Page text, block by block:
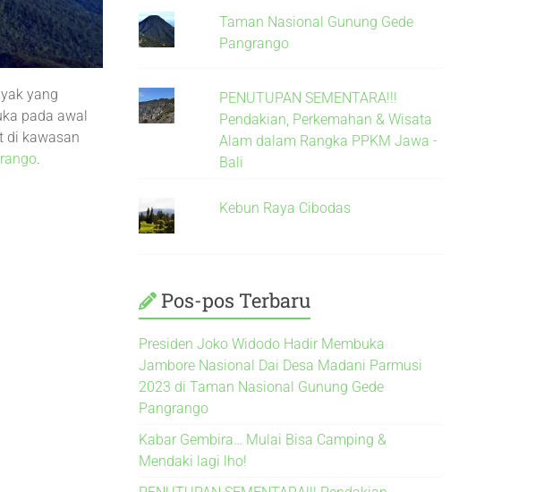
yang
pada awal
di kawasan
.
Taman Nasional Gunung Gede
Pangrango
PENUTUPAN SEMENTARA!!!
Pendakian, Perkemahan & Wisata
Alam dalam Rangka PPKM Jawa -
Bali
Kebun Raya Cibodas
Pos-pos Terbaru
Presiden Joko Widodo Hadir Membuka
Jambore Nasional Dai Desa Madani Parmusi
2023 di Taman Nasional Gunung Gede
Pangrango
Kabar Gembira… Mulai Bisa Camping &
Mendaki lagi lho!